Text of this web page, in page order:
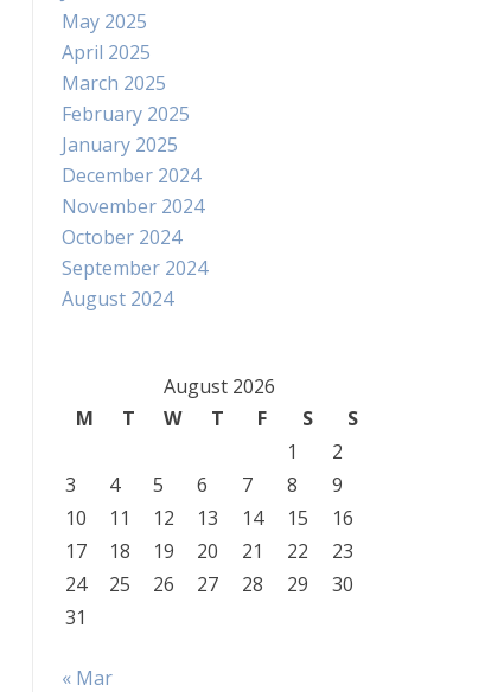
May 2025
April 2025
March 2025
February 2025
January 2025
December 2024
November 2024
October 2024
September 2024
August 2024
August 2026
M
T W T F S
S
1
2
3
4 5 6 7 8
9
10
11 12 13 14 15
16
17
18 19 20 21 22
23
24
25 26 27 28 29
30
31
« Mar